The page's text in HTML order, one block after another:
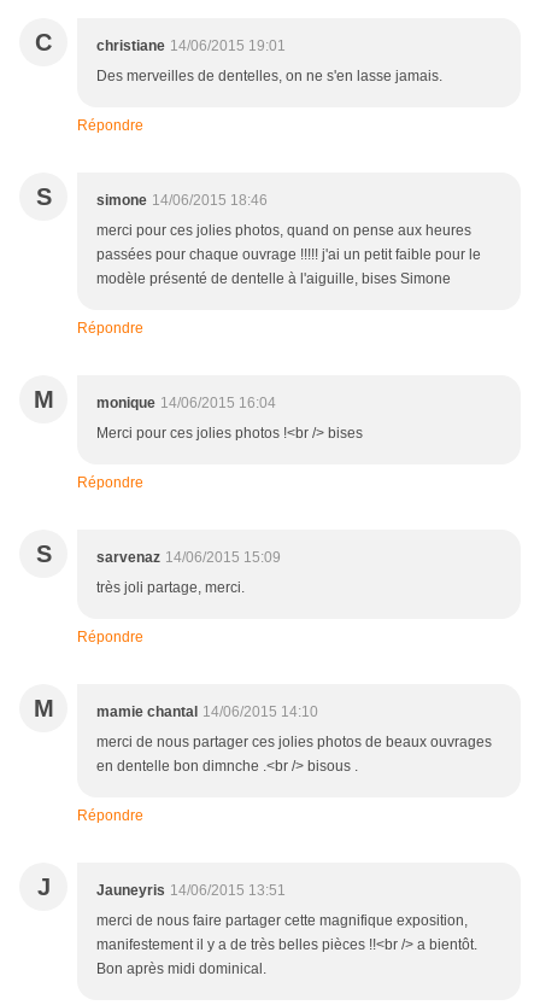
C christiane 14/06/2015 19:01
Des merveilles de dentelles, on ne s'en lasse jamais.
Répondre
S simone 14/06/2015 18:46
merci pour ces jolies photos, quand on pense aux heures
passées pour chaque ouvrage !!!!! j'ai un petit faible pour le
modèle présenté de dentelle à l'aiguille, bises Simone
Répondre
M monique 14/06/2015 16:04
Merci pour ces jolies photos !<br /> bises
Répondre
S sarvenaz 14/06/2015 15:09
très joli partage, merci.
Répondre
M mamie chantal 14/06/2015 14:10
merci de nous partager ces jolies photos de beaux ouvrages
en dentelle bon dimnche .<br /> bisous .
Répondre
J Jauneyris 14/06/2015 13:51
merci de nous faire partager cette magnifique exposition,
manifestement il y a de très belles pièces !!<br /> a bientôt.
Bon après midi dominical.